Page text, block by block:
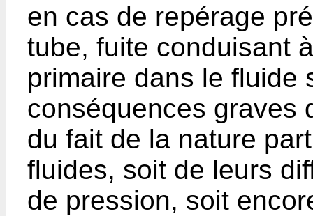
en cas de repérage
tube, fuite conduisant
primaire dans le fluide
conséquences graves
du fait de la nature
fluides, soit de leurs
de pression, soit